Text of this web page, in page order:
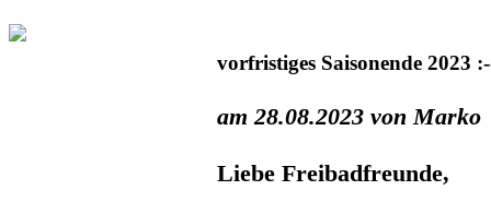
vorfristiges Saisonende 2023
am 28.08.2023 von Marko
Liebe Freibadfreunde,